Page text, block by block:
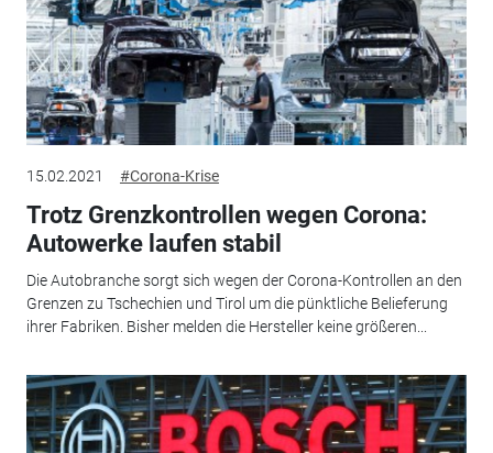
15.02.2021 #Corona-Krise
Trotz Grenzkontrollen wegen Corona:
Autowerke laufen stabil
Die Autobranche sorgt sich wegen der Corona-Kontrollen an den
Grenzen zu Tschechien und Tirol um die pünktliche Belieferung
ihrer Fabriken. Bisher melden die Hersteller keine größeren...